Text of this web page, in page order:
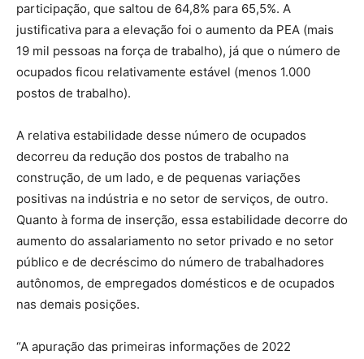
participação, que saltou de 64,8% para 65,5%. A
justificativa para a elevação foi o aumento da PEA (mais
19 mil pessoas na força de trabalho), já que o número de
ocupados ficou relativamente estável (menos 1.000
postos de trabalho).
A relativa estabilidade desse número de ocupados
decorreu da redução dos postos de trabalho na
construção, de um lado, e de pequenas variações
positivas na indústria e no setor de serviços, de outro.
Quanto à forma de inserção, essa estabilidade decorre do
aumento do assalariamento no setor privado e no setor
público e de decréscimo do número de trabalhadores
autônomos, de empregados domésticos e de ocupados
nas demais posições.
“A apuração das primeiras informações de 2022